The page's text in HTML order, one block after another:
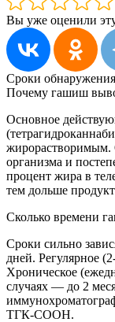
Вы уже оценили
Сроки
Почему гашиш
Основное
жирорастворимым.
организма и
процент жира в
тем дольше
Сколько времени
Сроки сильно
дней. Регулярное
Хроническое
случаях — до 2
ТГК-СООН.